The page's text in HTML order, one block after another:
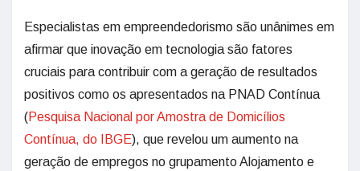
Especialistas em empreendedorismo são unânimes em
afirmar que inovação em tecnologia são fatores
cruciais para contribuir com a geração de resultados
positivos como os apresentados na PNAD Contínua
(Pesquisa Nacional por Amostra de Domicílios
Contínua, do IBGE), que revelou um aumento na
geração de empregos no grupamento Alojamento e